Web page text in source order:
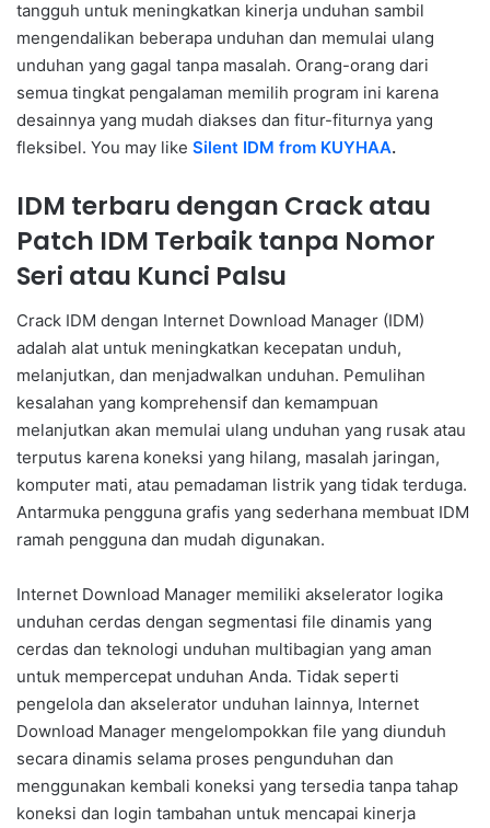
tangguh untuk meningkatkan kinerja unduhan sambil
mengendalikan beberapa unduhan dan memulai ulang
unduhan yang gagal tanpa masalah. Orang-orang dari
semua tingkat pengalaman memilih program ini karena
desainnya yang mudah diakses dan fitur-fiturnya yang
fleksibel. You may like Silent IDM from KUYHAA.
IDM terbaru dengan Crack atau
Patch IDM Terbaik tanpa Nomor
Seri atau Kunci Palsu
Crack IDM dengan Internet Download Manager (IDM)
adalah alat untuk meningkatkan kecepatan unduh,
melanjutkan, dan menjadwalkan unduhan. Pemulihan
kesalahan yang komprehensif dan kemampuan
melanjutkan akan memulai ulang unduhan yang rusak atau
terputus karena koneksi yang hilang, masalah jaringan,
komputer mati, atau pemadaman listrik yang tidak terduga.
Antarmuka pengguna grafis yang sederhana membuat IDM
ramah pengguna dan mudah digunakan.
Internet Download Manager memiliki akselerator logika
unduhan cerdas dengan segmentasi file dinamis yang
cerdas dan teknologi unduhan multibagian yang aman
untuk mempercepat unduhan Anda. Tidak seperti
pengelola dan akselerator unduhan lainnya, Internet
Download Manager mengelompokkan file yang diunduh
secara dinamis selama proses pengunduhan dan
menggunakan kembali koneksi yang tersedia tanpa tahap
koneksi dan login tambahan untuk mencapai kinerja